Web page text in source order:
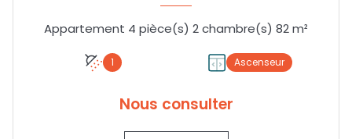
Appartement 4 pièce(s) 2 chambre(s) 82 m²
1 Ascenseur
Nous consulter